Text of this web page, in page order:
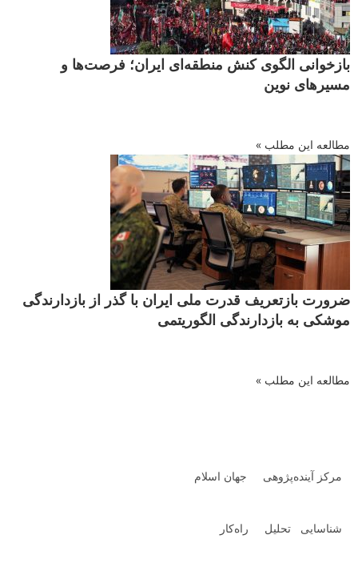
بازخوانی الگوی کنش منطقه‌ای ایران؛ فرصت‌ها و
مسیرهای نوین
مطالعه این مطلب »
ضرورت بازتعریف قدرت ملی ایران با گذر از بازدارندگی
موشکی به بازدارندگی الگوریتمی
مطالعه این مطلب »
مرکز آینده‌پژوهی جهان اسلام
شناسایی تحلیل راه‌کار